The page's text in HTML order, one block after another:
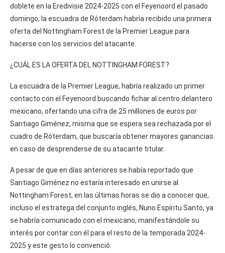
doblete en la Eredivisie 2024-2025 con el Feyenoord el pasado
domingo, la escuadra de Róterdam habría recibido una primera
oferta del Nottingham Forest de la Premier League para
hacerse con los servicios del atacante.
¿CUÁL ES LA OFERTA DEL NOTTINGHAM FOREST?
La escuadra de la Premier League, habría realizado un primer
contacto con el Feyenoord buscando fichar al centro delantero
mexicano, ofertando una cifra de 25 millones de euros por
Santiago Giménez, misma que se espera sea rechazada por el
cuadro de Róterdam, que buscaría obtener mayores ganancias
en caso de desprenderse de su atacante titular.
A pesar de que en días anteriores se había reportado que
Santiago Giménez no estaría interesado en unirse al
Nottingham Forest, en las últimas horas se dio a conocer que,
incluso el estratega del conjunto inglés, Nuno Espíritu Santo, ya
se habría comunicado con el mexicano, manifestándole su
interés por contar con él para el resto de la temporada 2024-
2025 y este gesto lo convenció.